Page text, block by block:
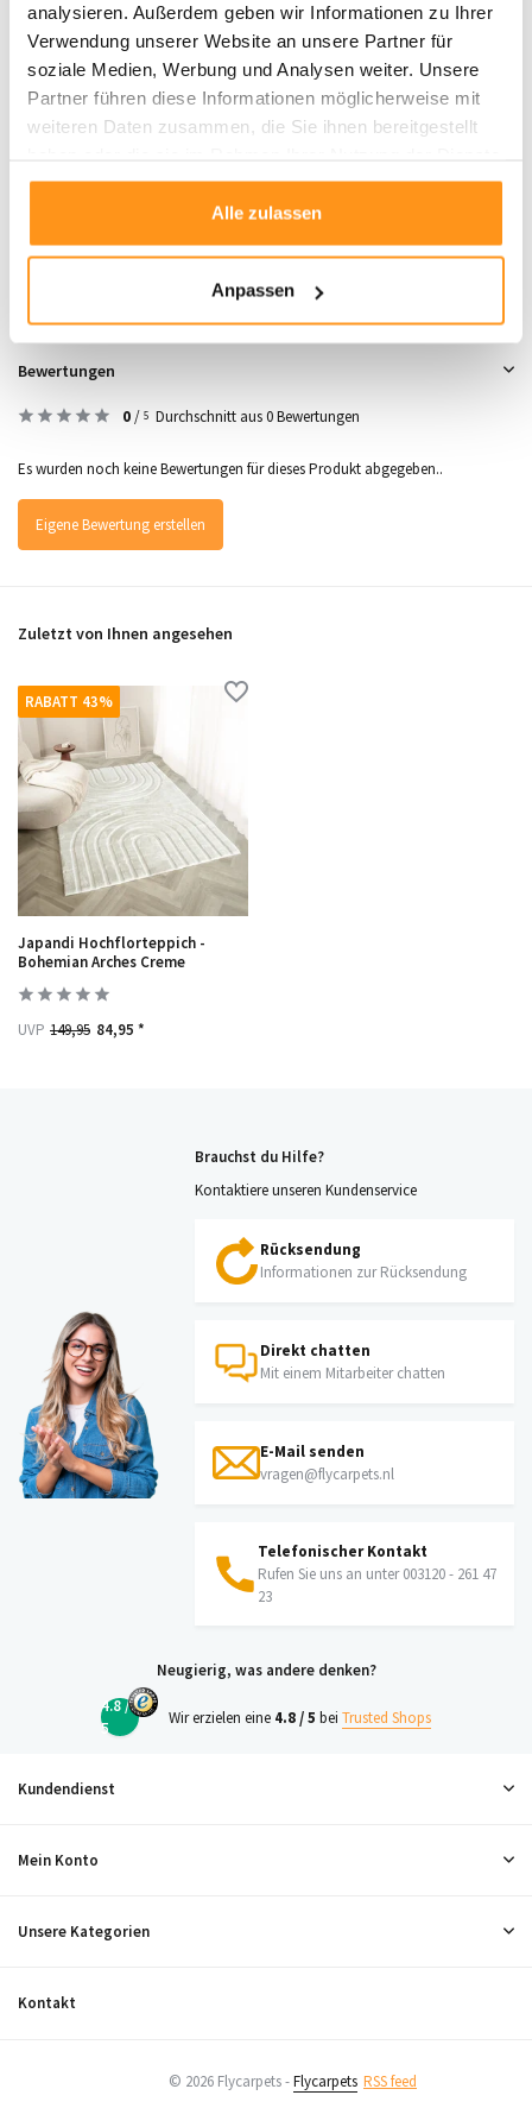
analysieren. Außerdem geben wir Informationen zu Ihrer
Verwendung unserer Website an unsere Partner für
soziale Medien, Werbung und Analysen weiter. Unsere
Partner führen diese Informationen möglicherweise mit
weiteren Daten zusammen, die Sie ihnen bereitgestellt
gesammelt haben.
Alle zulassen
Anpassen
Hinweis:
Aufgrund des Schnitzverfahrens können beim Auspacken einige
lose Fäden sichtbar sein. Nach einmaligem Staubsaugen werden Sie Ihren
Teppich in vollen Zügen genießen.
Produktdaten
SKU 9507867723512
Bewertungen
0/ 5 Durchschnitt aus 0 Bewertungen
Es wurden noch keine Bewertungen für dieses Produkt abgegeben..
Eigene Bewertung erstellen
Zuletzt von Ihnen angesehen
RABATT 43%
Japandi Hochflorteppich -
Bohemian Arches Creme
UVP 149,95 84,95 *
Brauchst du Hilfe?
Kontaktiere unseren Kundenservice
Rücksendung
Informationen zur Rücksendung
Direkt chatten
Mit einem Mitarbeiter chatten
E-Mail senden
vragen@flycarpets.nl
Telefonischer Kontakt
Rufen Sie uns an unter 003120 - 261 47
23
Neugierig, was andere denken?
4.8 /
5
Wir erzielen eine 4.8 / 5 bei Trusted Shops
Kundendienst
Mein Konto
Unsere Kategorien
Kontakt
© 2026 Flycarpets -Flycarpets RSS feed